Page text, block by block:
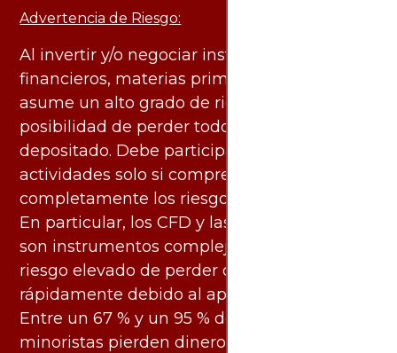
Advertencia de Riesgo:
Al invertir y/o negociar instrumentos
financieros, materias primas y otros activos,
asume un alto grado de riesgo. Existe la
posibilidad de perder todo el capital
depositado. Debe participar en estas
actividades solo si comprende
completamente los riesgos asociados.
En particular, los CFD y las criptomonedas
son instrumentos complejos y conllevan un
riesgo elevado de perder dinero
rápidamente debido al apalancamiento.
Entre un 67 % y un 95 % de los inversores
minoristas pierden dinero al negociar con